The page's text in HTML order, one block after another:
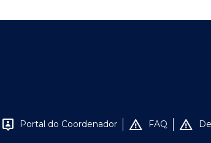
Portal do Coordenador FAQ